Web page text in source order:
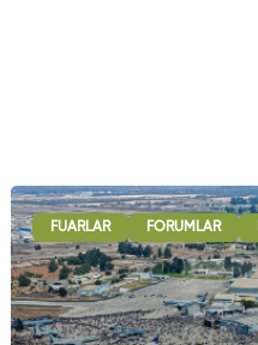
FUARLAR FORUMLAR